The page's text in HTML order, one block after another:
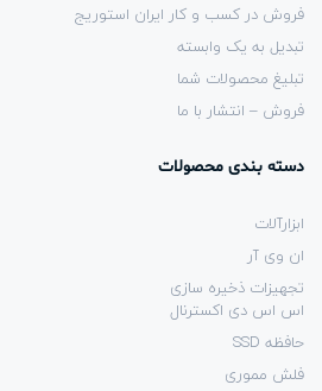
فروش در کسب و کار ایران استوریج
تبدیل به یک وابسته
تبلیغ محصولات شما
فروش – انتشار با ما
دسته بندی محصولات
ابزارآلات
ان وی آر
تجهیزات ذخیره سازی
اس اس دی اکسترنال
حافظه SSD
فلش مموری